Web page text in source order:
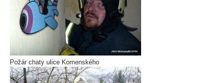
Požár chaty ulice Komenského